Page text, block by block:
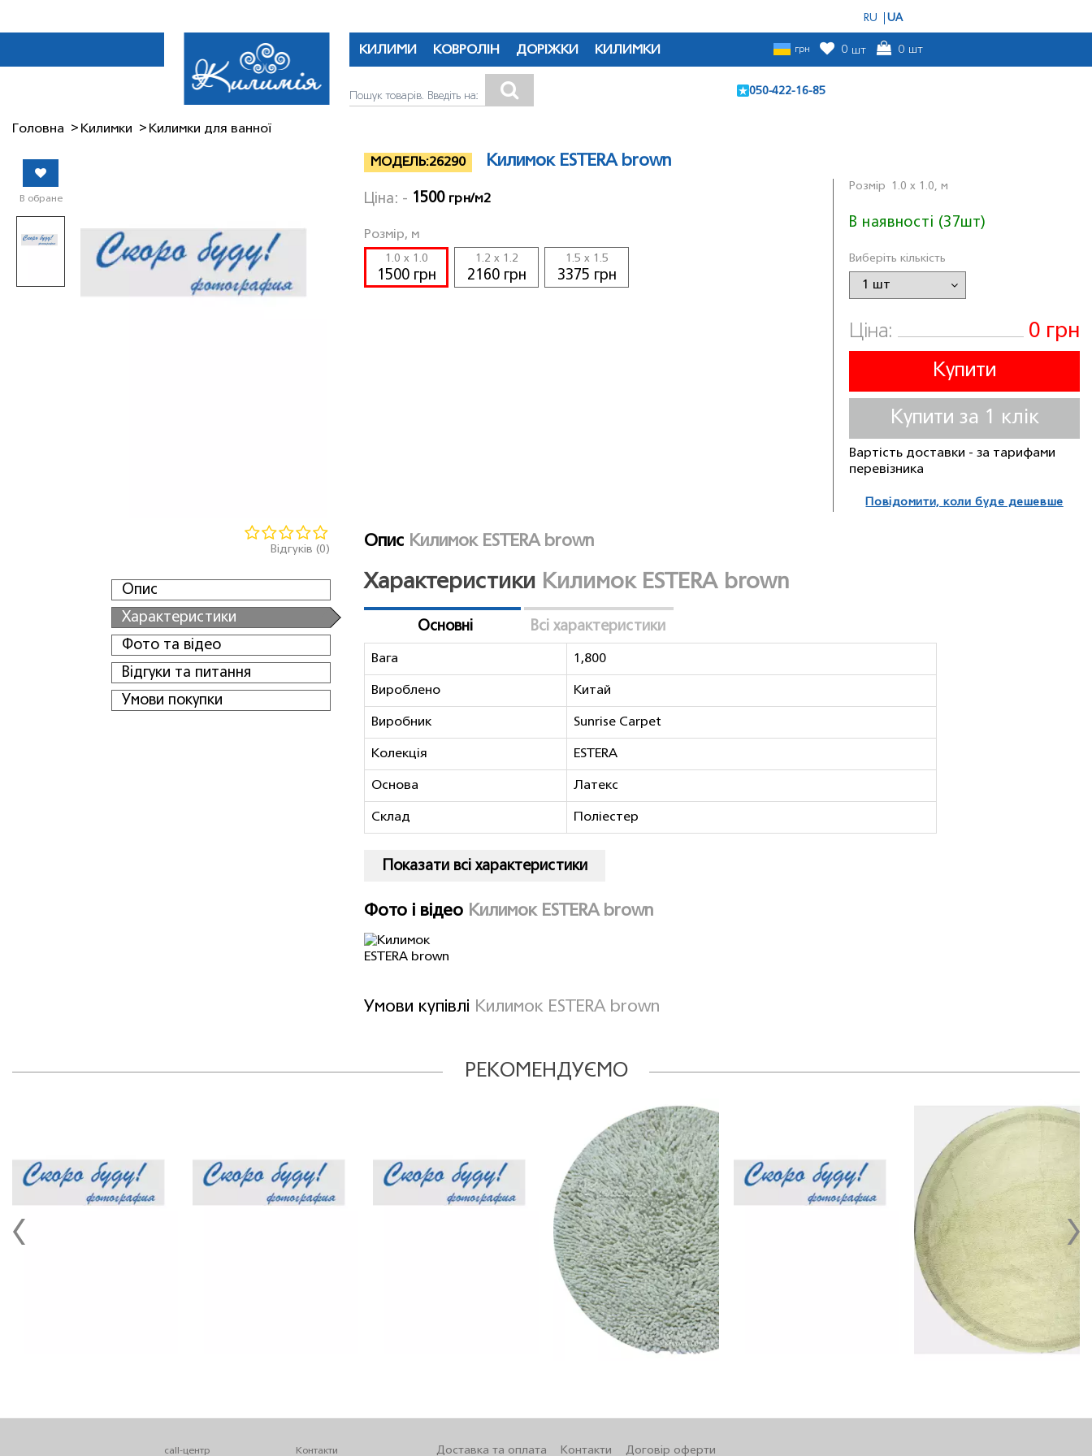
RU UA
КИЛИМИ КОВРОЛІН ДОРІЖКИ КИЛИМКИ грн 0 шт 0 шт
050-422-16-85
Головна Килимки Килимки для ванної
В обране
Відгуків (0)
Опис
Характеристики
Фото та відео
Відгуки та питання
Умови покупки
МОДЕЛЬ:26290 Килимок ESTERA brown
Ціна: - 1500 грн/м2
Розмір, м
1.0 x 1.0
1500 грн
1.2 x 1.2
2160 грн
1.5 x 1.5
3375 грн
Розмiр 1.0 x 1.0, м
В наявності (37шт)
Виберіть кількість
Ціна: 0 грн
Купити
Купити за 1 клiк
Вартість доставки - за тарифами
перевізника
Повідомити, коли буде дешевше
Опис Килимок ESTERA brown
Характеристики Килимок ESTERA brown
Основні Всі характеристики
Вага 1,800
Вироблено Китай
Виробник Sunrise Carpet
Колекція ESTERA
Основа Латекс
Склад Полiестер
Показати всі характеристики
Фото і відео Килимок ESTERA brown
Умови купівлі Килимок ESTERA brown
РЕКОМЕНДУЄМО
call-центр Контакти Доставка та оплата Контакти Договір оферти